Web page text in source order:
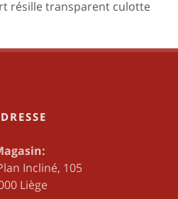
résille transparent culotte
Incliné, 105
Liège